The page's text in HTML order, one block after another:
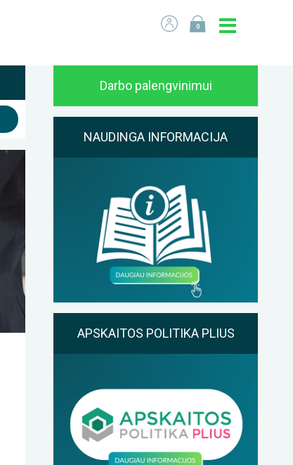
0
Darbo palengvinimui
NAUDINGA INFORMACIJA
APSKAITOS POLITIKA PLIUS